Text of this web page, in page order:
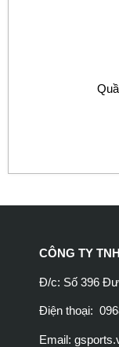
CÔNG TY
Đ/c: Số 396
Điện thoại:
Email: